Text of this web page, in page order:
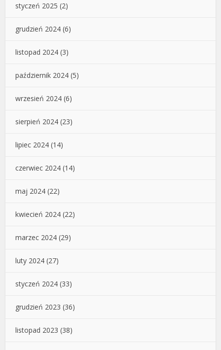
styczeń 2025 (2)
grudzień 2024 (6)
listopad 2024 (3)
październik 2024 (5)
wrzesień 2024 (6)
sierpień 2024 (23)
lipiec 2024 (14)
czerwiec 2024 (14)
maj 2024 (22)
kwiecień 2024 (22)
marzec 2024 (29)
luty 2024 (27)
styczeń 2024 (33)
grudzień 2023 (36)
listopad 2023 (38)